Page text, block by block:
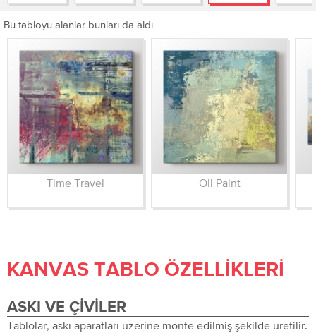
Bu tabloyu alanlar bunları da aldı
Time Travel Oil Paint
KANVAS TABLO ÖZELLIKLERI
ASKI VE ÇIVILER
Tablolar, askı aparatları üzerine monte edilmiş şekilde üretilir.